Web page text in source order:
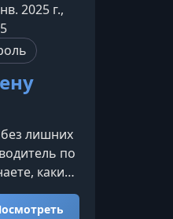
этапах
2025 г.,
лишних
по
какие
можно
не